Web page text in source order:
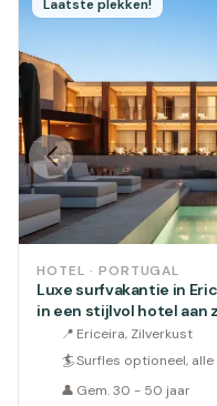
Laatste plekken!
HOTEL · PORTUGAL
Luxe surfvakantie in
in een stijlvol hotel aan
📍 Ericeira, Zilverkust
🏄Surfles optioneel, alle
👤 Gem. 30 - 50 jaar